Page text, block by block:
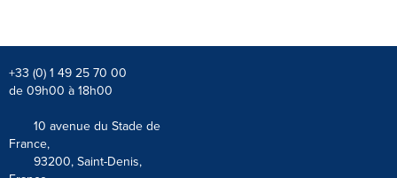
+33 (0) 1 49 25 70 00
de 09h00 à 18h00
10 avenue du Stade de
France,
93200, Saint-Denis,